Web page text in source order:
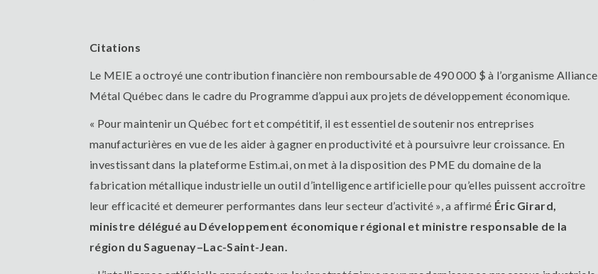
Citations
Le MEIE a octroyé une contribution financière non remboursable de 490 000 $ à l’organisme Alliance
Métal Québec dans le cadre du Programme d’appui aux projets de développement économique.
« Pour maintenir un Québec fort et compétitif, il est essentiel de soutenir nos entreprises
manufacturières en vue de les aider à gagner en productivité et à poursuivre leur croissance. En
investissant dans la plateforme Estim.ai, on met à la disposition des PME du domaine de la
fabrication métallique industrielle un outil d’intelligence artificielle pour qu’elles puissent accroître
leur efficacité et demeurer performantes dans leur secteur d’activité », a affirmé Éric Girard,
ministre délégué au Développement économique régional et ministre responsable de la
région du Saguenay–Lac-Saint-Jean.